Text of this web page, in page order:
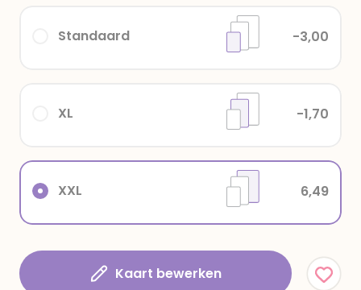
XXL 6,49
XL -1,70
Standaard -3,00
Kaart bewerken